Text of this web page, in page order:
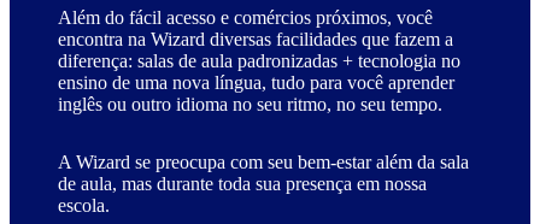
Além do fácil acesso e comércios próximos, você
encontra na Wizard diversas facilidades que fazem a
diferença: salas de aula padronizadas + tecnologia no
ensino de uma nova língua, tudo para você aprender
inglês ou outro idioma no seu ritmo, no seu tempo.
A Wizard se preocupa com seu bem-estar além da sala
de aula, mas durante toda sua presença em nossa
escola.